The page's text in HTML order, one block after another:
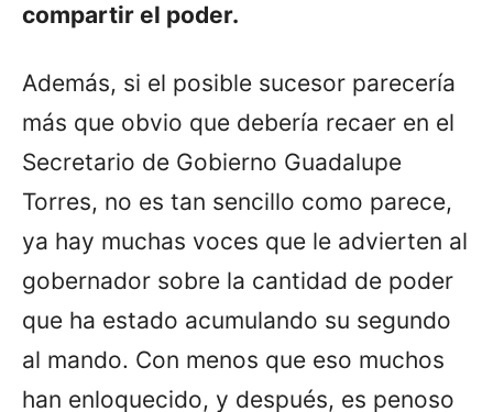
compartir el poder.
Además, si el posible sucesor parecería
más que obvio que debería recaer en el
Secretario de Gobierno Guadalupe
Torres, no es tan sencillo como parece,
ya hay muchas voces que le advierten al
gobernador sobre la cantidad de poder
que ha estado acumulando su segundo
al mando. Con menos que eso muchos
han enloquecido, y después, es penoso